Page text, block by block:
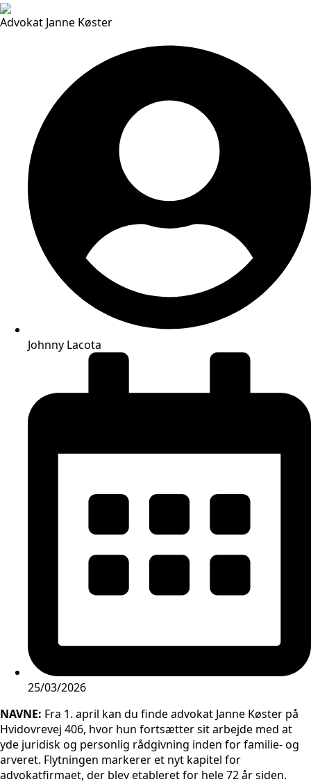
Advokat Janne Køster
Johnny Lacota
25/03/2026
NAVNE: Fra 1. april kan du finde advokat Janne Køster på
Hvidovrevej 406, hvor hun fortsætter sit arbejde med at
yde juridisk og personlig rådgivning inden for familie- og
arveret. Flytningen markerer et nyt kapitel for
advokatfirmaet, der blev etableret for hele 72 år siden.